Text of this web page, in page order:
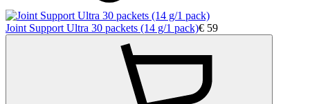
Joint Support Ultra 30 packets (14 g/1 pack)€ 59